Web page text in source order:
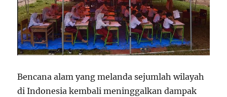
Bencana alam yang melanda sejumlah wilayah
di Indonesia kembali meninggalkan dampak